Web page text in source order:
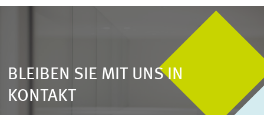
BLEIBEN SIE MIT UNS IN
KONTAKT